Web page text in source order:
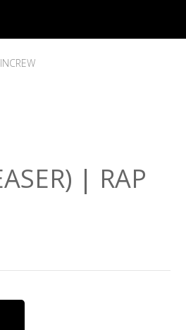
| RAP